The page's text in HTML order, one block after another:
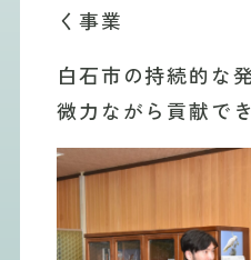
く事業
白石市の持続的な
微力ながら貢献で